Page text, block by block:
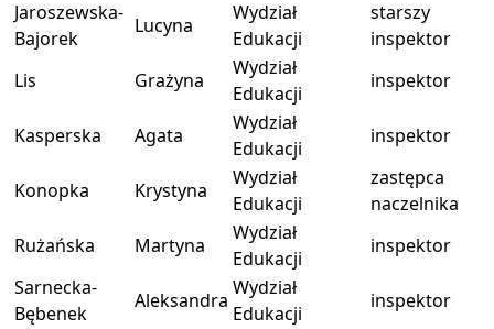
Jaroszewska-
Bajorek
Lucyna
Wydział
Edukacji
starszy
inspektor
Lis
Grażyna
Wydział
Edukacji
inspektor
Kasperska Agata
Wydział
Edukacji
inspektor
Konopka Krystyna
Wydział
Edukacji
zastępca
naczelnika
Rużańska
Martyna
Wydział
Edukacji
inspektor
Sarnecka-
Bębenek
Aleksandra
Wydział
Edukacji
inspektor